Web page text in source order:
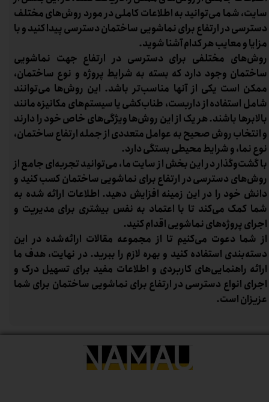
ادامه مطلب
سایت، شما می‌توانید به اطلاعات کاملی در مورد روش‌های مختلف
دسترسی در ارتفاع برای نماشویی ساختمان دسترسی پیدا کنید و با
مزایا و معایب هر کدام آشنا شوید.
روش‌های مختلفی برای دسترسی در ارتفاع جهت نماشویی
ساختمان وجود دارد که بسته به شرایط پروژه و نوع ساختمان،
ممکن است یکی از آنها مناسب‌تر باشد. این روش‌ها می‌توانند
شامل استفاده از داربست، طناب‌کشی یا سیستم‌های مکانیزه مانند
بالابرها باشند. هر یک از این روش‌ها ویژگی‌های خاص خود را دارند
و انتخاب روش صحیح به عوامل متعددی از جمله ارتفاع ساختمان،
نوع نما، و شرایط محیطی بستگی دارد.
با گشت‌وگذار در این بخش از سایت ما، می‌توانید تجربه‌ای جامع از
روش‌های دسترسی در ارتفاع برای نماشویی ساختمان کسب کنید و
دانش خود را در این زمینه افزایش دهید. اطلاعات ارائه شده به
شما کمک می‌کند تا با اعتماد به نفس بیشتری برای مدیریت و
اجرای پروژه‌های نماشویی اقدام کنید.
از شما دعوت می‌کنیم تا از مجموعه مقالات ارائه‌شده در این
دسته‌بندی استفاده کنید و بهره لازم را ببرید. در نهایت، هدف ما
ارائه راهنمایی‌های کاربردی و اطلاعات مفید برای تسهیل درک و
اجرای انواع دسترسی در ارتفاع برای نماشویی ساختمان برای شما
عزیزان است.